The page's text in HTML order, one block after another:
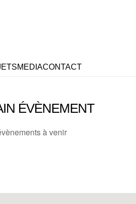
MEDIACONTACT
ÉVÈNEMENT
à venir